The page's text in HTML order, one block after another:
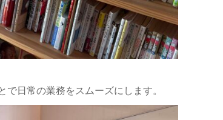
日常の業務をスムーズにします。